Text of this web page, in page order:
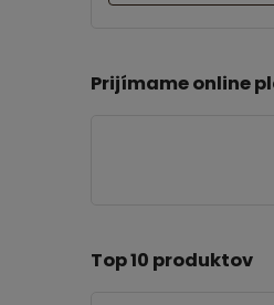
Prijímame online
Top 10 produktov